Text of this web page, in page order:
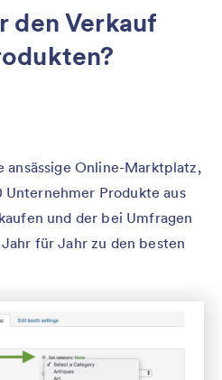
den Verkauf
ansässige Online-Marktplatz,
Produkte aus
und der bei Umfragen
für Jahr zu den besten